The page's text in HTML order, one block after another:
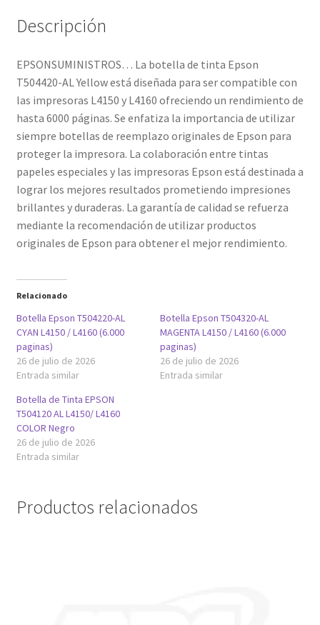
Descripción
EPSONSUMINISTROS… La botella de tinta Epson
T504420-AL Yellow está diseñada para ser compatible con
las impresoras L4150 y L4160 ofreciendo un rendimiento de
hasta 6000 páginas. Se enfatiza la importancia de utilizar
siempre botellas de reemplazo originales de Epson para
proteger la impresora. La colaboración entre tintas
papeles especiales y las impresoras Epson está destinada a
lograr los mejores resultados prometiendo impresiones
brillantes y duraderas. La garantía de calidad se refuerza
mediante la recomendación de utilizar productos
originales de Epson para obtener el mejor rendimiento.
Relacionado
Botella Epson T504220-AL
CYAN L4150 / L4160 (6.000
paginas)
26 de julio de 2026
Entrada similar
Botella Epson T504320-AL
MAGENTA L4150 / L4160 (6.000
paginas)
26 de julio de 2026
Entrada similar
Botella de Tinta EPSON
T504120 AL L4150/ L4160
COLOR Negro
26 de julio de 2026
Entrada similar
Productos relacionados